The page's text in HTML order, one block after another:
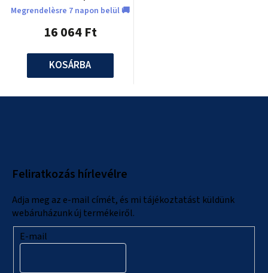
Megrendelèsre 7 napon belül 🚚
16 064 Ft
KOSÁRBA
Feliratkozás hírlevélre
Adja meg az e-mail címét, és mi tájékoztatást küldünk
webáruházunk új termékeiről.
E-mail